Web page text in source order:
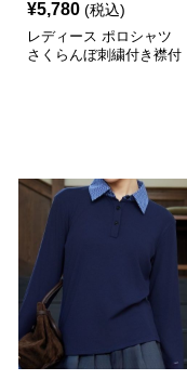
¥5,780 (税込)
レディース ポロシャツ
さくらんぼ刺繍付き襟付